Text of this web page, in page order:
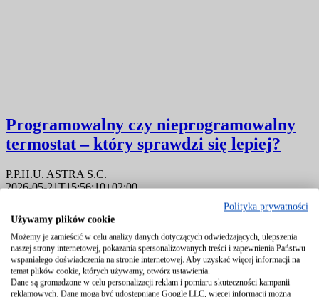
Programowalny czy nieprogramowalny
termostat – który sprawdzi się lepiej?
P.P.H.U. ASTRA S.C.
2026-05-21T15:56:10+02:00
Polityka prywatności
Używamy plików cookie
Możemy je zamieścić w celu analizy danych dotyczących odwiedzających, ulepszenia
naszej strony internetowej, pokazania spersonalizowanych treści i zapewnienia Państwu
wspaniałego doświadczenia na stronie internetowej. Aby uzyskać więcej informacji na
temat plików cookie, których używamy, otwórz ustawienia.
Dane są gromadzone w celu personalizacji reklam i pomiaru skuteczności kampanii
reklamowych. Dane mogą być udostępniane Google LLC, więcej informacji można